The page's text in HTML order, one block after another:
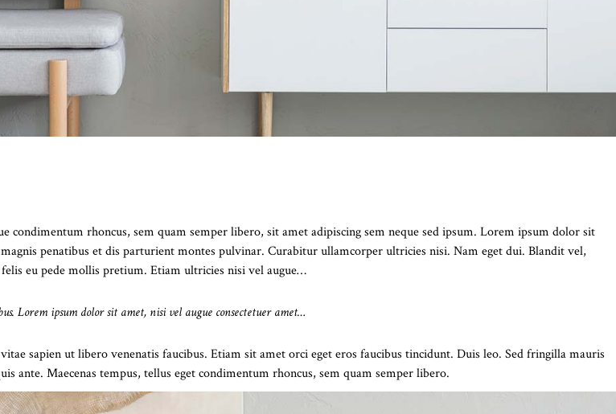
condimentum rhoncus, sem quam semper libero, sit amet adipiscing sem neque sed ipsum. Lorem ipsum dolor sit
penatibus et dis parturient montes pulvinar. Curabitur ullamcorper ultricies nisi. Nam eget dui. Blandit vel,
eu pede mollis pretium. Etiam ultricies nisi vel augue…
Lorem ipsum dolor sit amet, nisi vel augue consectetuer amet…
sapien ut libero venenatis faucibus. Etiam sit amet orci eget eros faucibus tincidunt. Duis leo. Sed fringilla mauris
ante. Maecenas tempus, tellus eget condimentum rhoncus, sem quam semper libero.